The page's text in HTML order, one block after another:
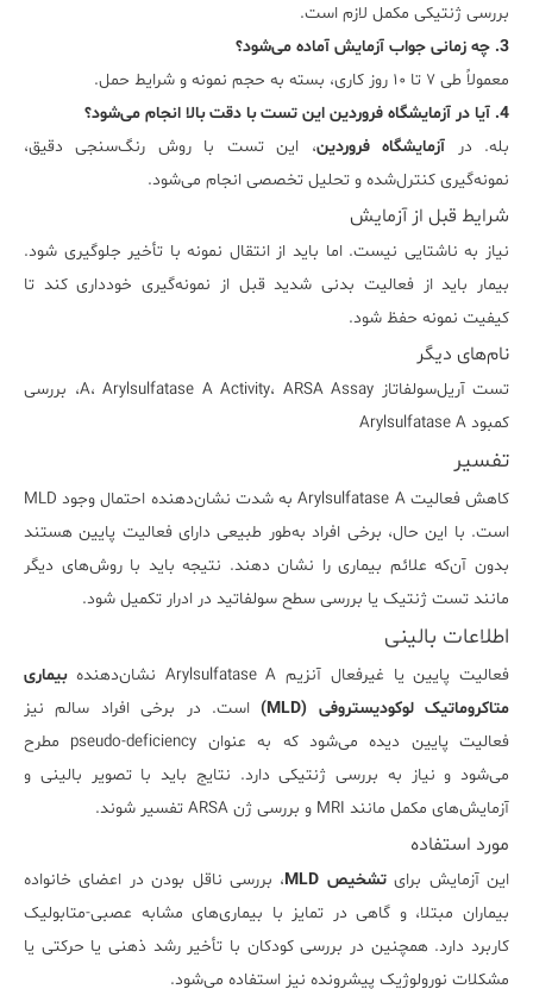
بررسی ژنتیکی مکمل لازم است.
3. چه زمانی جواب آزمایش آماده می‌شود؟
معمولاً طی ۷ تا ۱۰ روز کاری، بسته به حجم نمونه و شرایط حمل.
4. آیا در آزمایشگاه فروردین این تست با دقت بالا انجام می‌شود؟
بله. در آزمایشگاه فروردین، این تست با روش رنگ‌سنجی دقیق،
نمونه‌گیری کنترل‌شده و تحلیل تخصصی انجام می‌شود.
شرایط قبل از آزمایش
نیاز به ناشتایی نیست. اما باید از انتقال نمونه با تأخیر جلوگیری شود.
بیمار باید از فعالیت بدنی شدید قبل از نمونه‌گیری خودداری کند تا
کیفیت نمونه حفظ شود.
نام‌های دیگر
تست آریل‌سولفاتاز A، Arylsulfatase A Activity، ARSA Assay، بررسی
کمبود Arylsulfatase A
تفسیر
کاهش فعالیت Arylsulfatase A به شدت نشان‌دهنده احتمال وجود MLD
است. با این حال، برخی افراد به‌طور طبیعی دارای فعالیت پایین هستند
بدون آن‌که علائم بیماری را نشان دهند. نتیجه باید با روش‌های دیگر
مانند تست ژنتیک یا بررسی سطح سولفاتید در ادرار تکمیل شود.
اطلاعات بالینی
فعالیت پایین یا غیرفعال آنزیم Arylsulfatase A نشان‌دهنده
بیماری
متاکروماتیک لوکودیستروفی (MLD)
است. در برخی افراد سالم نیز
فعالیت پایین دیده می‌شود که به عنوان pseudo-deficiency مطرح
می‌شود و نیاز به بررسی ژنتیکی دارد. نتایج باید با تصویر بالینی و
آزمایش‌های مکمل مانند MRI و بررسی ژن ARSA تفسیر شوند.
مورد استفاده
این آزمایش برایتشخیص MLD
، بررسی ناقل بودن در اعضای خانواده
بیماران مبتلا، و گاهی در تمایز با بیماری‌های مشابه عصبی-متابولیک
کاربرد دارد. همچنین در بررسی کودکان با تأخیر رشد ذهنی یا حرکتی یا
مشکلات نورولوژیک پیشرونده نیز استفاده می‌شود.